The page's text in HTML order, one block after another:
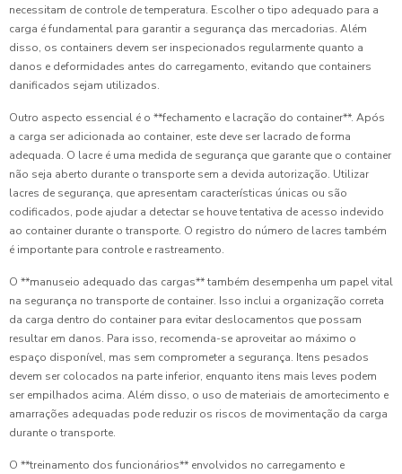
necessitam de controle de temperatura. Escolher o tipo adequado para a
carga é fundamental para garantir a segurança das mercadorias. Além
disso, os containers devem ser inspecionados regularmente quanto a
danos e deformidades antes do carregamento, evitando que containers
danificados sejam utilizados.
Outro aspecto essencial é o **fechamento e lacração do container**. Após
a carga ser adicionada ao container, este deve ser lacrado de forma
adequada. O lacre é uma medida de segurança que garante que o container
não seja aberto durante o transporte sem a devida autorização. Utilizar
lacres de segurança, que apresentam características únicas ou são
codificados, pode ajudar a detectar se houve tentativa de acesso indevido
ao container durante o transporte. O registro do número de lacres também
é importante para controle e rastreamento.
O **manuseio adequado das cargas** também desempenha um papel vital
na segurança no transporte de container. Isso inclui a organização correta
da carga dentro do container para evitar deslocamentos que possam
resultar em danos. Para isso, recomenda-se aproveitar ao máximo o
espaço disponível, mas sem comprometer a segurança. Itens pesados
devem ser colocados na parte inferior, enquanto itens mais leves podem
ser empilhados acima. Além disso, o uso de materiais de amortecimento e
amarrações adequadas pode reduzir os riscos de movimentação da carga
durante o transporte.
O **treinamento dos funcionários** envolvidos no carregamento e